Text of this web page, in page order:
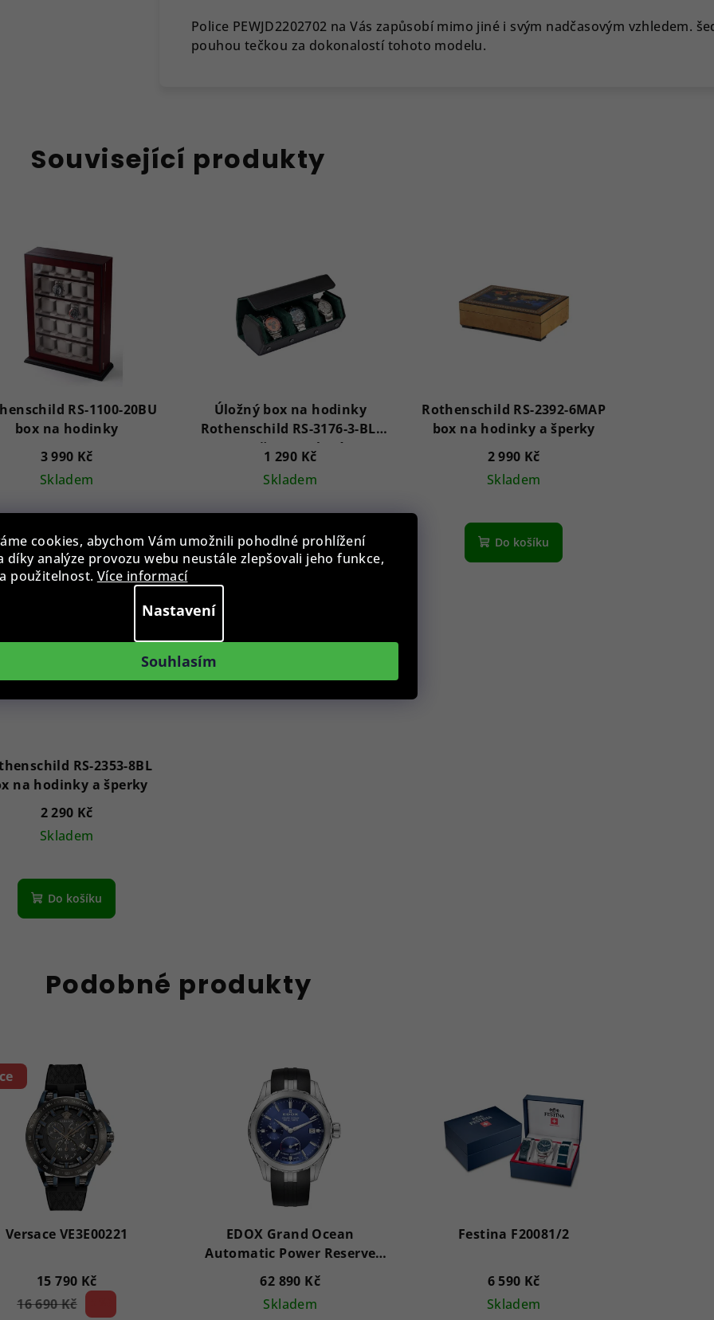
cookies, abychom Vám umožnili pohodlné prohlížení
díky analýze provozu webu neustále zlepšovali jeho funkce,
použitelnost. Více informací
Nastavení
Souhlasím
Police PEWJD2202702 na Vás zapůsobí mimo jiné i svým nadčasovým vzhledem.
pouhou tečkou za dokonalostí tohoto modelu.
Související produkty
RS-1100-20BU
box na hodinky
3 990 Kč
Skladem
Do košíku
Úložný box na hodinky
Rothenschild RS-3176-3-BL-
GN černo-zelený
1 290 Kč
Skladem
produktu
je
hvězdiček.
Do košíku
Rothenschild RS-2392-6MAP
box na hodinky a šperky
2 990 Kč
Skladem
Do košíku
RS-2353-8BL
na hodinky a šperky
2 290 Kč
Skladem
Do košíku
Podobné produkty
Versace VE3E00221
15 790 Kč
16 690 Kč
EDOX Grand Ocean
Automatic Power Reserve
94500-3CA-BUIN
62 890 Kč
Skladem
Festina F20081/2
6 590 Kč
Skladem